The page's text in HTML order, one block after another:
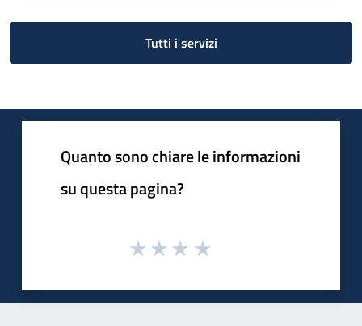
Tutti i servizi
Quanto sono chiare le informazioni
su questa pagina?